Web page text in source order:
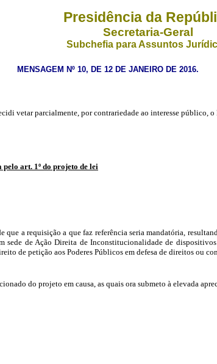
Presidência da
Secretaria-Geral
Subchefia para Assuntos
MENSAGEM Nº 10, DE 12 DE JANEIRO DE 2016.
vetar parcialmente, por contrariedade ao interesse público,
pelo art. 1º do projeto de lei
a requisição a que faz referência seria mandatória,
sede de Ação Direita de Inconstitucionalidade de
de petição aos Poderes Públicos em defesa de direitos ou
do projeto em causa, as quais ora submeto à elevada